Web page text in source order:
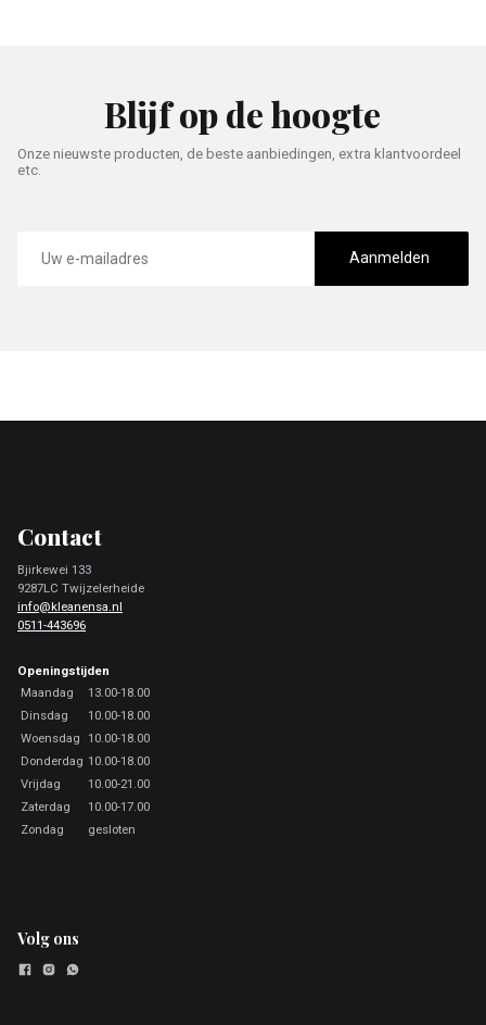
Blijf op de hoogte
Onze nieuwste producten, de beste aanbiedingen, extra klantvoordeel
etc.
mailadres
Aanmelden
Contact
Bjirkewei 133
9287LC Twijzelerheide
info@kleanensa.nl
0511-443696
Openingstijden
Maandag
13.00-18.00
Dinsdag
10.00-18.00
Woensdag 10.00-18.00
Donderdag 10.00-18.00
Vrijdag
10.00-21.00
Zaterdag
10.00-17.00
Zondag
gesloten
Volg ons